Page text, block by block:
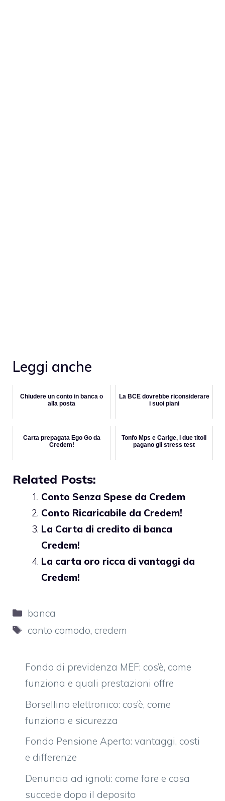
Leggi anche
Chiudere un conto in banca o
alla posta
La BCE dovrebbe riconsiderare
i suoi piani
Carta prepagata Ego Go da
Credem!
Tonfo Mps e Carige, i due titoli
pagano gli stress test
Related Posts:
Conto Senza Spese da Credem
Conto Ricaricabile da Credem!
La Carta di credito di banca
Credem!
La carta oro ricca di vantaggi da
Credem!
Categorie
banca
Tag
conto comodo, credem
Fondo di previdenza MEF: cos’è, come
funziona e quali prestazioni offre
Borsellino elettronico: cos’è, come
funziona e sicurezza
Fondo Pensione Aperto: vantaggi, costi
e differenze
Denuncia ad ignoti: come fare e cosa
succede dopo il deposito